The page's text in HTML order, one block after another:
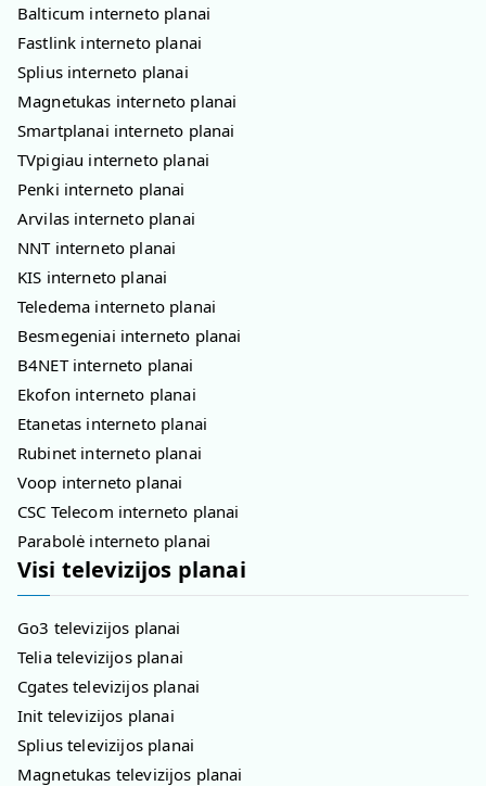
Balticum interneto planai
Fastlink interneto planai
Splius interneto planai
Magnetukas interneto planai
Smartplanai interneto planai
TVpigiau interneto planai
Penki interneto planai
Arvilas interneto planai
NNT interneto planai
KIS interneto planai
Teledema interneto planai
Besmegeniai interneto planai
B4NET interneto planai
Ekofon interneto planai
Etanetas interneto planai
Rubinet interneto planai
Voop interneto planai
CSC Telecom interneto planai
Parabolė interneto planai
Visi televizijos planai
Go3 televizijos planai
Telia televizijos planai
Cgates televizijos planai
Init televizijos planai
Splius televizijos planai
Magnetukas televizijos planai